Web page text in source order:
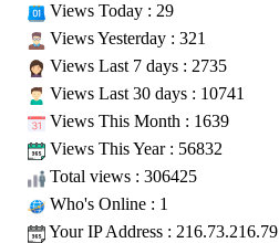
Views Today : 29
Views Yesterday : 321
Views Last 7 days : 2735
Views Last 30 days : 10741
Views This Month : 1639
Views This Year : 56832
Total views : 306425
Who's Online : 1
Your IP Address : 216.73.216.79